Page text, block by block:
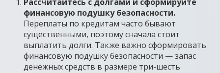
финансовую подушку безопасности.
Переплаты по кредитам часто бывают
существенными, поэтому сначала стоит
выплатить долги. Также важно сформировать
финансовую подушку безопасности — запас
денежных средств в размере три-шесть